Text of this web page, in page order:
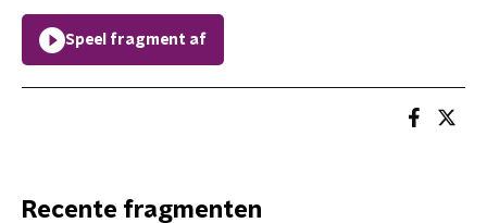
Speel fragment af
Recente fragmenten